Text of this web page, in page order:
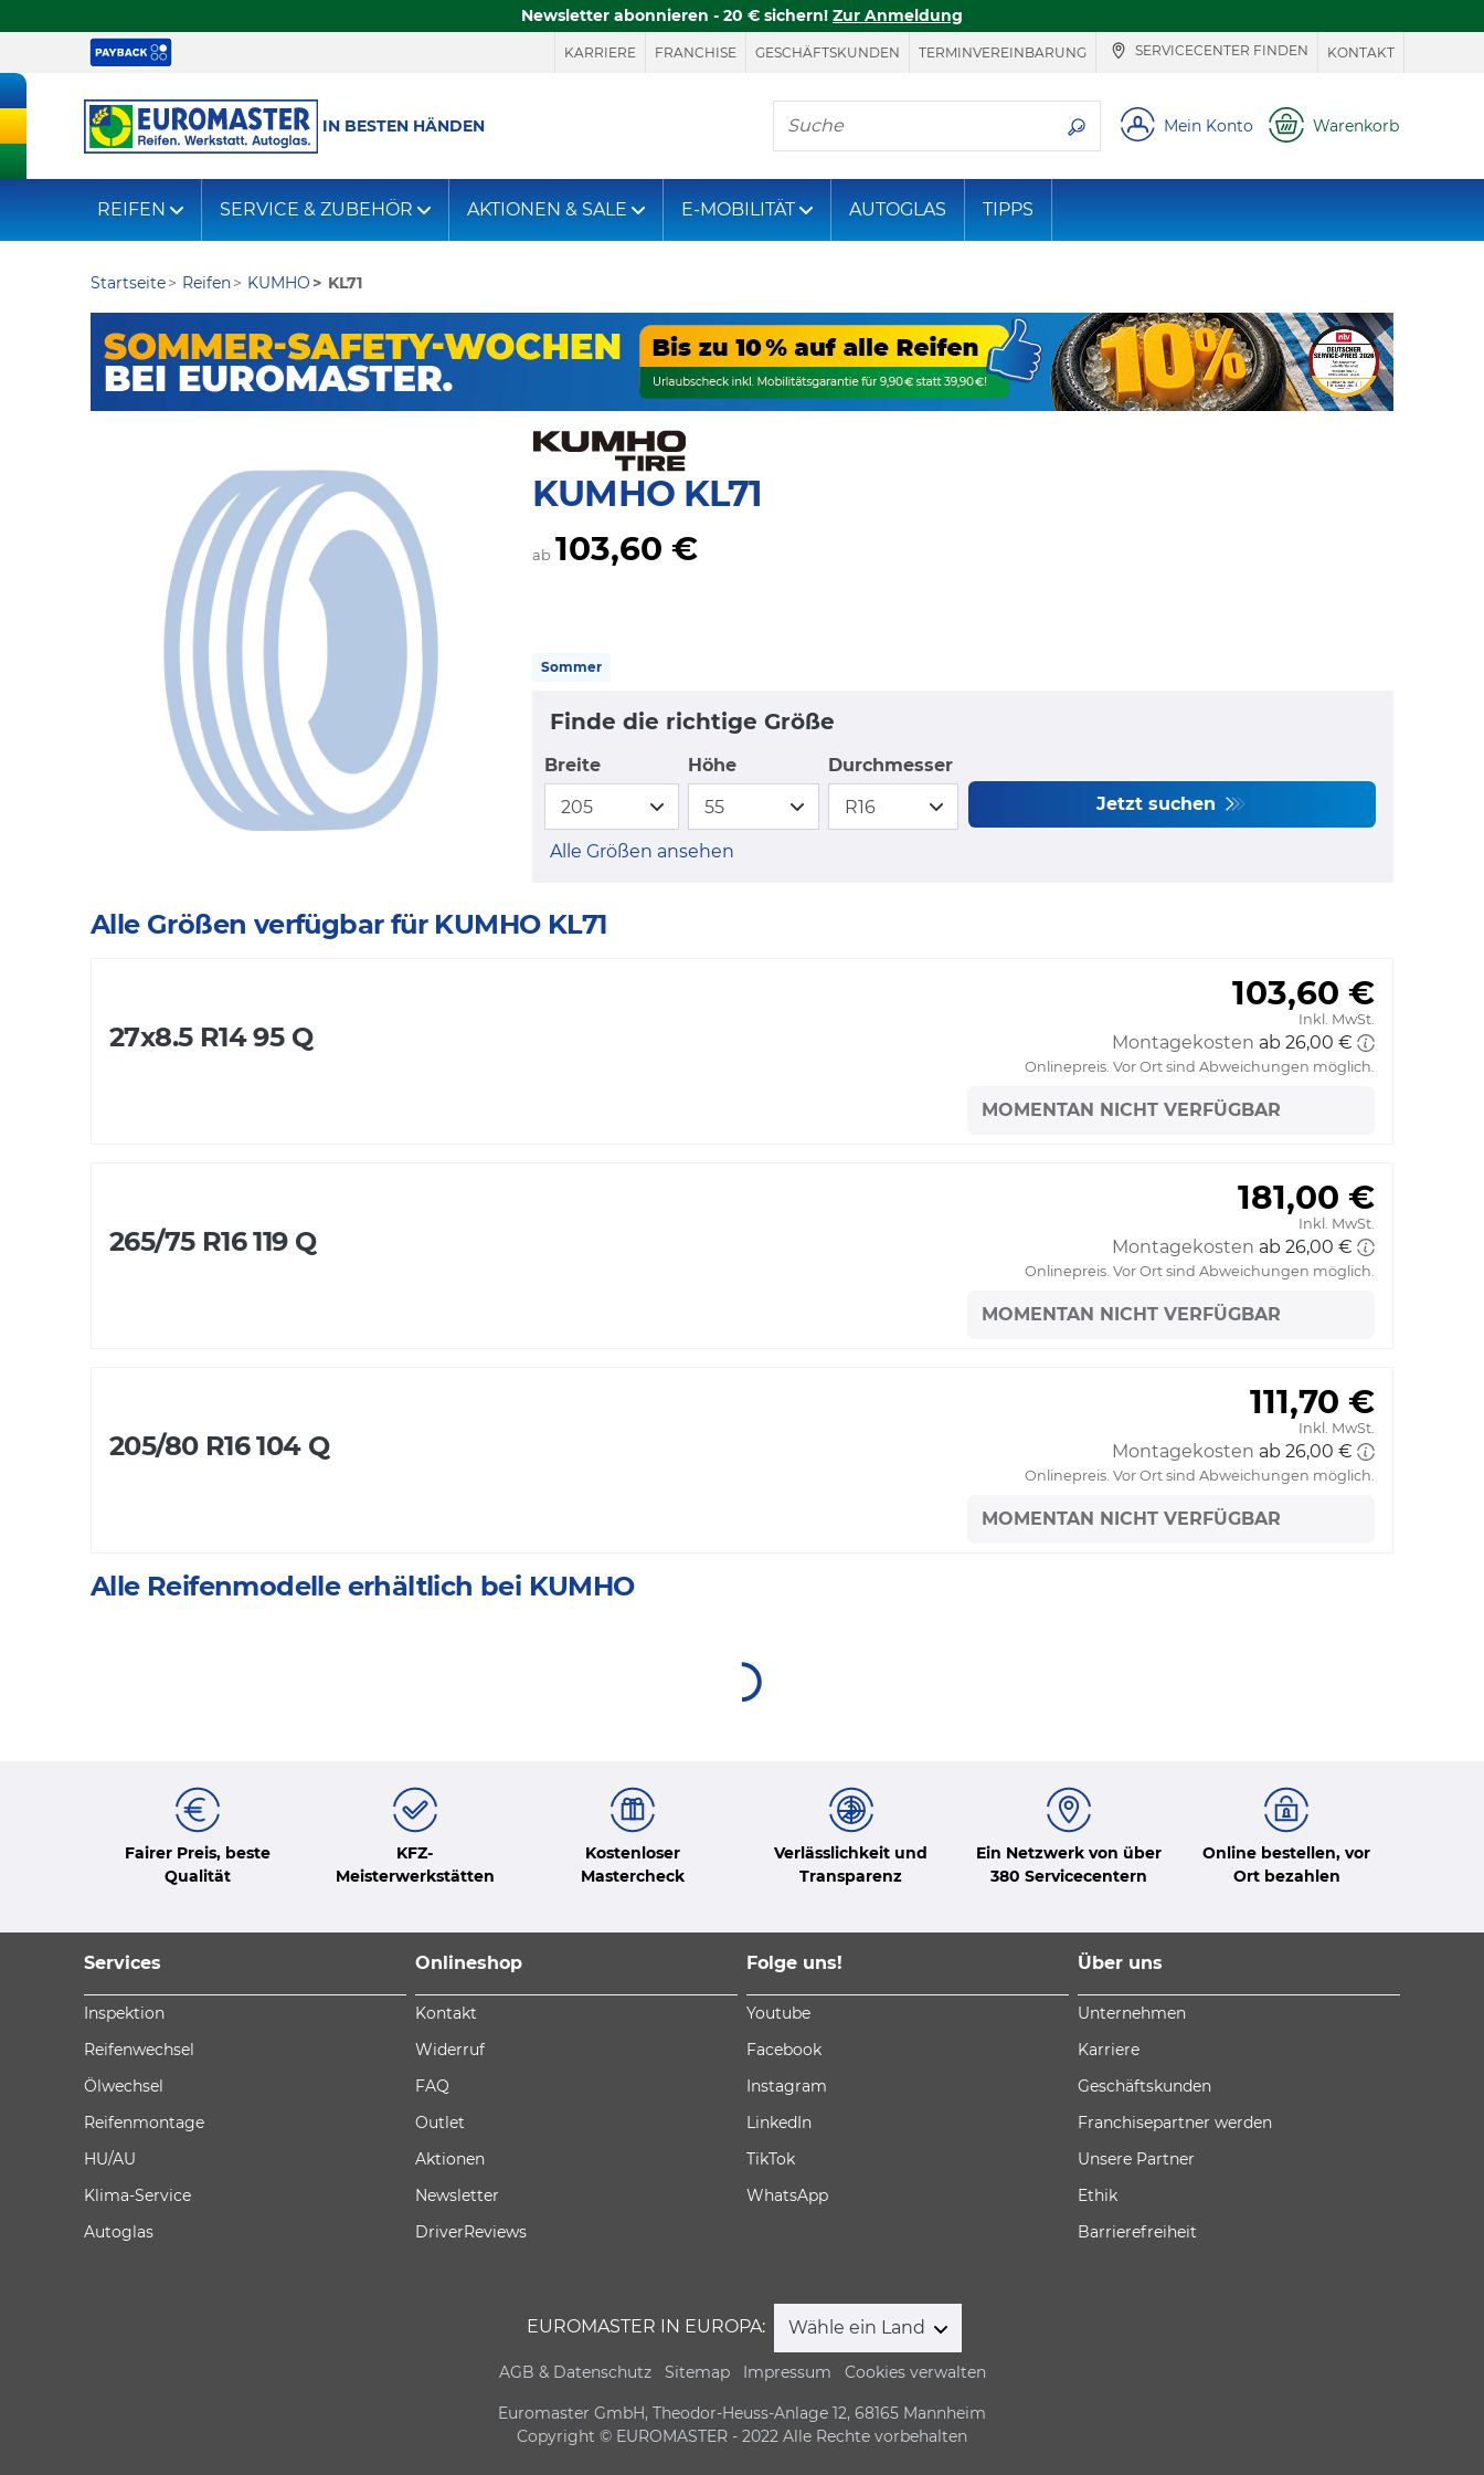
Newsletter abonnieren - 20 € sichern! Zur Anmeldung
KARRIERE FRANCHISE GESCHÄFTSKUNDEN TERMINVEREINBARUNG SERVICECENTER FINDEN KONTAKT
IN BESTEN HÄNDEN
Hier finden Sie, was Sie suchen
Mein Konto Warenkorb
REIFEN SERVICE & ZUBEHÖR AKTIONEN & SALE E-MOBILITÄT AUTOGLAS TIPPS
Startseite Reifen KUMHO KL71
KUMHO KL71
ab 103,60 €
Sommer
Finde die richtige Größe
Breite Höhe
Durchmesser
Jetzt suchen
Alle Größen ansehen
Alle Größen verfügbar für KUMHO KL71
27x8.5 R14 95 Q
103,60 €
Inkl. MwSt.
Montagekosten ab 26,00 €
Onlinepreis. Vor Ort sind Abweichungen möglich.
MOMENTAN NICHT VERFÜGBAR
265/75 R16 119 Q
181,00 €
Inkl. MwSt.
Montagekosten ab 26,00 €
Onlinepreis. Vor Ort sind Abweichungen möglich.
MOMENTAN NICHT VERFÜGBAR
205/80 R16 104 Q
111,70 €
Inkl. MwSt.
Montagekosten ab 26,00 €
Onlinepreis. Vor Ort sind Abweichungen möglich.
MOMENTAN NICHT VERFÜGBAR
Alle Reifenmodelle erhältlich bei KUMHO
Fairer Preis, beste
Qualität
KFZ-
Meisterwerkstätten
Kostenloser
Mastercheck
Verlässlichkeit und
Transparenz
Ein Netzwerk von über
380 Servicecentern
Online bestellen, vor
Ort bezahlen
Services
Inspektion
Reifenwechsel
Ölwechsel
Reifenmontage
HU/AU
Klima-Service
Autoglas
Onlineshop
Kontakt
Widerruf
FAQ
Outlet
Aktionen
Newsletter
DriverReviews
Folge uns!
Youtube
Facebook
Instagram
LinkedIn
TikTok
WhatsApp
Über uns
Unternehmen
Karriere
Geschäftskunden
Franchisepartner werden
Unsere Partner
Ethik
Barrierefreiheit
EUROMASTER IN EUROPA: Wähle ein Land
AGB & Datenschutz Sitemap Impressum Cookies verwalten
Euromaster GmbH, Theodor-Heuss-Anlage 12, 68165 Mannheim
Copyright © EUROMASTER - 2022 Alle Rechte vorbehalten